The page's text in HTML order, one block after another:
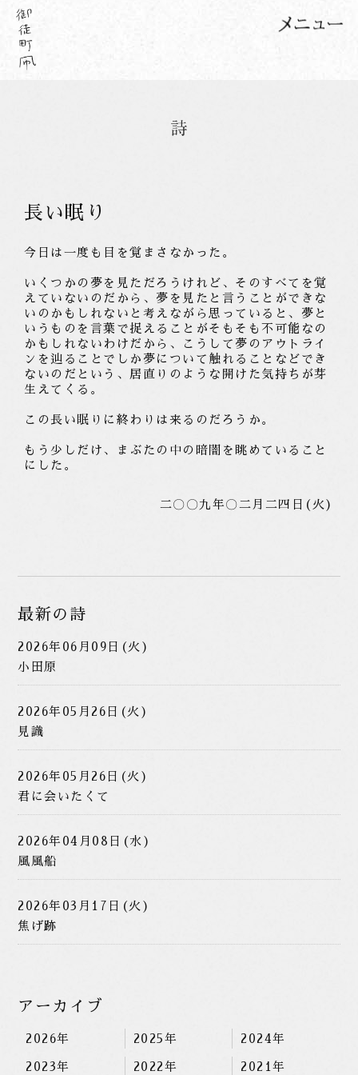
長い眠り
今日は一度も目を覚まさなかった。
いくつかの夢を見ただろうけれど、そのすべてを覚
えていないのだから、夢を見たと言うことができな
いのかもしれないと考えながら思っていると、夢と
いうものを言葉で捉えることがそもそも不可能なの
かもしれないわけだから、こうして夢のアウトライ
ンを辿ることでしか夢について触れることなどでき
ないのだという、居直りのような開けた気持ちが芽
生えてくる。
この長い眠りに終わりは来るのだろうか。
もう少しだけ、まぶたの中の暗闇を眺めていること
にした。
二〇〇九年〇二月二四日(火)
最新の詩
2026年06月09日(火)
小田原
2026年05月26日(火)
見識
2026年05月26日(火)
君に会いたくて
2026年04月08日(水)
風風船
2026年03月17日(火)
焦げ跡
アーカイブ
2026年 2025年 2024年
2023年 2022年 2021年